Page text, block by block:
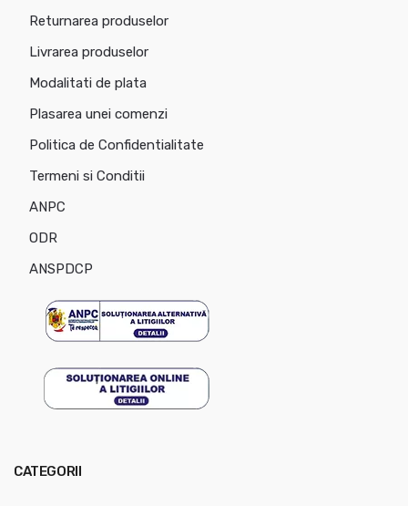
Returnarea produselor
Livrarea produselor
Modalitati de plata
Plasarea unei comenzi
Politica de Confidentialitate
Termeni si Conditii
ANPC
ODR
ANSPDCP
CATEGORII